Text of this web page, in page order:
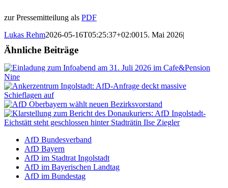
zur Pressemitteilung als PDF
Lukas Rehm2026-05-16T05:25:37+02:0015. Mai 2026|
Ähnliche Beiträge
AfD Bundesverband
AfD Bayern
AfD im Stadtrat Ingolstadt
AfD im Bayerischen Landtag
AfD im Bundestag